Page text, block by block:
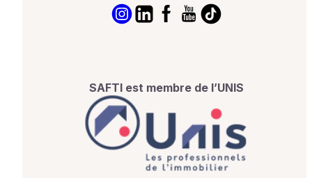
SAFTI est membre de l’UNIS